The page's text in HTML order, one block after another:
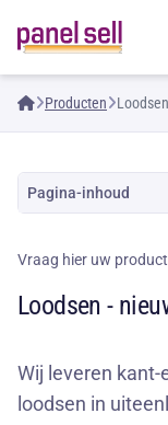
Producten
Vraag hier uw
Loodsen -
Wij leveren
loodsen in
Pagina-inhoud